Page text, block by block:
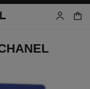
cuenta
carrito